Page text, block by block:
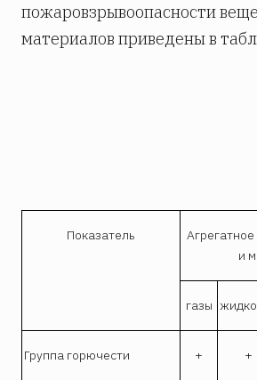
пожаровзрывоопасности
материалов приведены в
Показатель
и
газы
Группа горючести + +